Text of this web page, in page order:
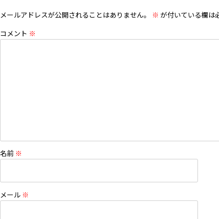
メールアドレスが公開されることはありません。 ※ が付いている欄は
コメント ※
名前 ※
メール ※